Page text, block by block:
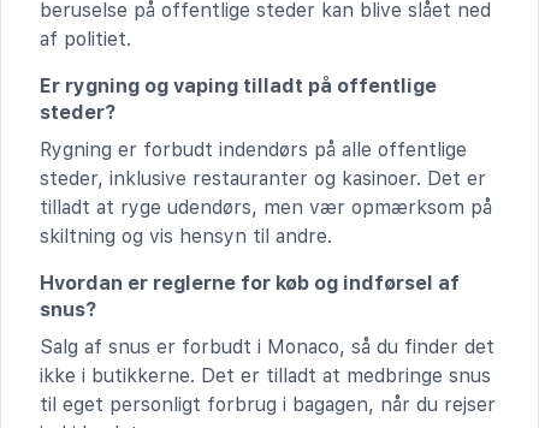
beruselse på offentlige steder kan blive slået ned
af politiet.
Er rygning og vaping tilladt på offentlige
steder?
Rygning er forbudt indendørs på alle offentlige
steder, inklusive restauranter og kasinoer. Det er
tilladt at ryge udendørs, men vær opmærksom på
skiltning og vis hensyn til andre.
Hvordan er reglerne for køb og indførsel af
snus?
Salg af snus er forbudt i Monaco, så du finder det
ikke i butikkerne. Det er tilladt at medbringe snus
til eget personligt forbrug i bagagen, når du rejser